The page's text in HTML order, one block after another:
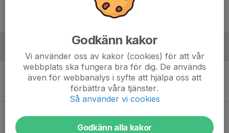
Alvesta SK - Växjö Lakers HC
Virdavallens Ishall
December
Tis 2
19:00
Alvesta SK - Diö GoIF HK
Virdavallens Ishall
10:20
Godkänn kakor
Vi använder oss av kakor (cookies) för att vår
webbplats ska fungera bra för dig. De används
även för webbanalys i syfte att hjälpa oss att
förbättra våra tjänster.
Så använder vi cookies
Godkänn alla kakor